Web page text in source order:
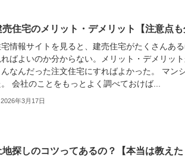
売住宅のメリット・デメリット【注意点も
情報サイトを見ると、建売住宅がたくさんあ
ればよいのか分からない。メリット・デメリッ
んなんだった注文住宅にすればよかった。 マン
。 会社のことをもっとよく調べておけば...
2026年3月17日
地探しのコツってあるの？【本当は教えた